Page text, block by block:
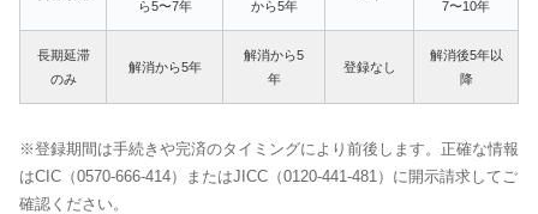
ら5〜7年
から5年
7〜10年
長期延滞
のみ
解消から5年
解消から5
年
登録なし
解消後5年以
降
※登録期間は手続きや完済のタイミングにより前後します。正確な情報
はCIC（0570-666-414）またはJICC（0120-441-481）に開示請求してご
確認ください。